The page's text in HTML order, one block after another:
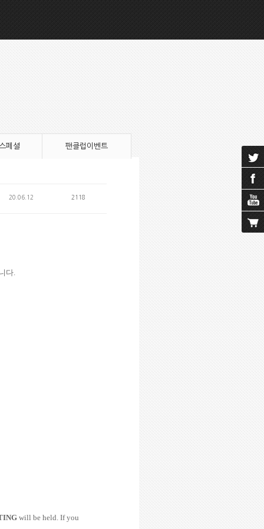
페셜 팬클럽이벤트
20.06.12 2118
다.
will be held. If you